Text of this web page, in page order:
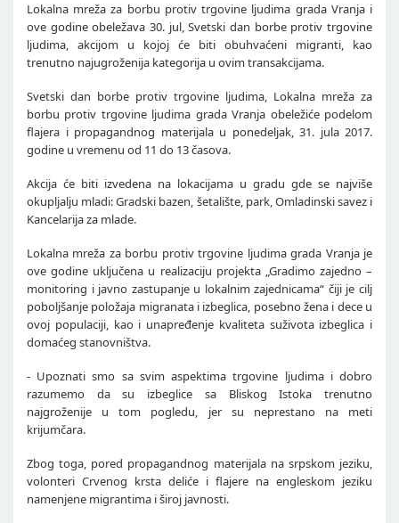
Lokalna mreža za borbu protiv trgovine ljudima grada Vranja i
ove godine obeležava 30. jul, Svetski dan borbe protiv trgovine
ljudima, akcijom u kojoj će biti obuhvaćeni migranti, kao
trenutno najugroženija kategorija u ovim transakcijama.
Svetski dan borbe protiv trgovine ljudima, Lokalna mreža za
borbu protiv trgovine ljudima grada Vranja obeležiće podelom
flajera i propagandnog materijala u ponedeljak, 31. jula 2017.
godine u vremenu od 11 do 13 časova.
Akcija će biti izvedena na lokacijama u gradu gde se najviše
okupljalju mladi: Gradski bazen, šetalište, park, Omladinski savez i
Kancelarija za mlade.
Lokalna mreža za borbu protiv trgovine ljudima grada Vranja je
ove godine uključena u realizaciju projekta „Gradimo zajedno –
monitoring i javno zastupanje u lokalnim zajednicama“ čiji je cilj
poboljšanje položaja migranata i izbeglica, posebno žena i dece u
ovoj populaciji, kao i unapređenje kvaliteta suživota izbeglica i
domaćeg stanovništva.
- Upoznati smo sa svim aspektima trgovine ljudima i dobro
razumemo da su izbeglice sa Bliskog Istoka trenutno
najgroženije u tom pogledu, jer su neprestano na meti
krijumčara.
Zbog toga, pored propagandnog materijala na srpskom jeziku,
volonteri Crvenog krsta deliće i flajere na engleskom jeziku
namenjene migrantima i široj javnosti.